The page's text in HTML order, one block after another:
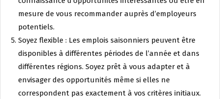
mesure de vous recommander auprès d’employeurs
potentiels.
Soyez flexible : Les emplois saisonniers peuvent être
disponibles à différentes périodes de l’année et dans
différentes régions. Soyez prêt à vous adapter et à
envisager des opportunités même si elles ne
correspondent pas exactement à vos critères initiaux.